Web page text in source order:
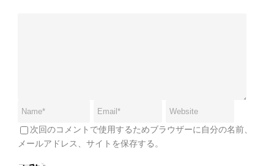
次回のコメントで使用するためブラウザーに自分の名前、
メールアドレス、サイトを保存する。